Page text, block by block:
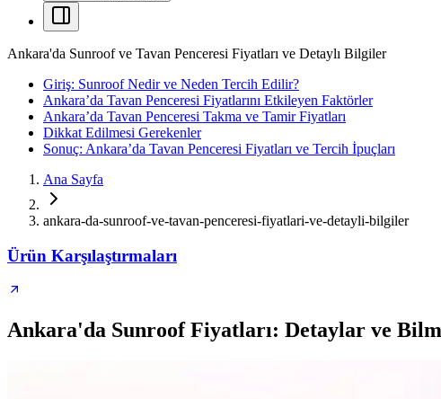
Ankara'da Sunroof ve Tavan Penceresi Fiyatları ve Detaylı Bilgiler
Giriş: Sunroof Nedir ve Neden Tercih Edilir?
Ankara’da Tavan Penceresi Fiyatlarını Etkileyen Faktörler
Ankara’da Tavan Penceresi Takma ve Tamir Fiyatları
Dikkat Edilmesi Gerekenler
Sonuç: Ankara’da Tavan Penceresi Fiyatları ve Tercih İpuçları
Ana Sayfa
ankara-da-sunroof-ve-tavan-penceresi-fiyatlari-ve-detayli-bilgiler
Ürün Karşılaştırmaları
Ankara'da Sunroof Fiyatları: Detaylar ve